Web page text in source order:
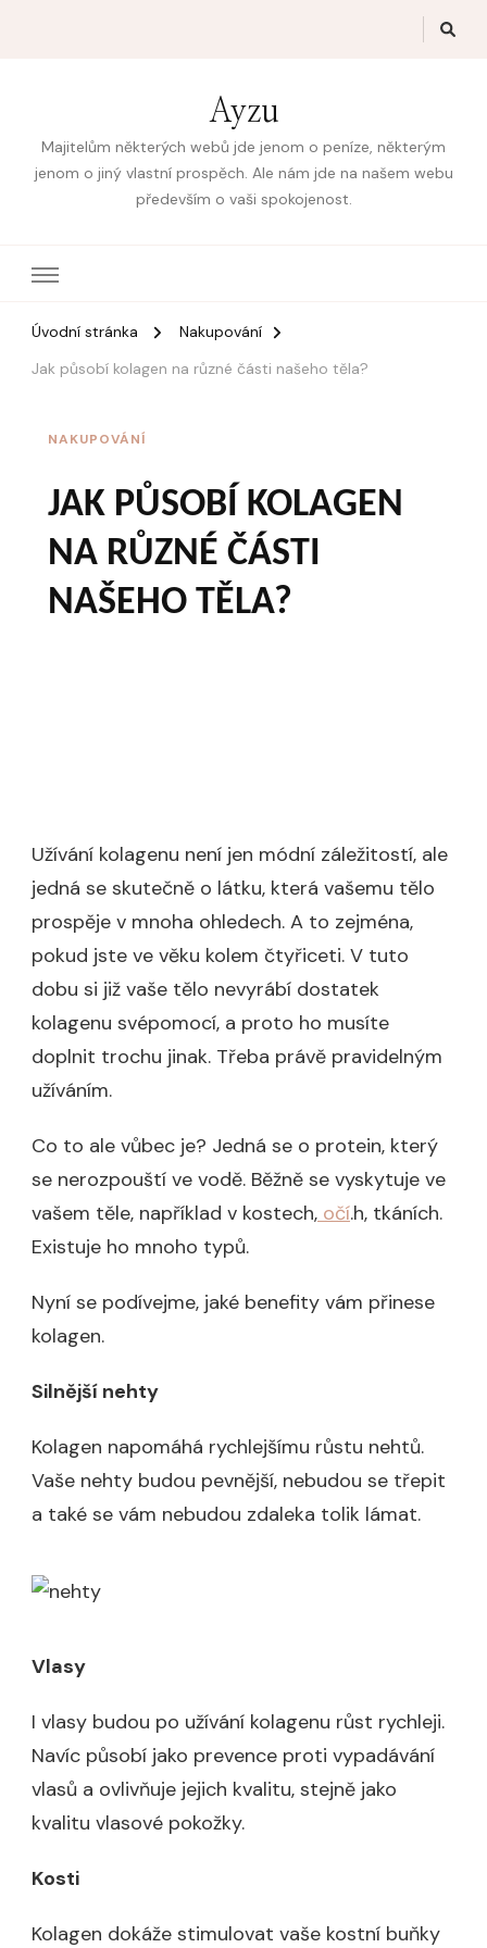
Ayzu
Majitelům některých webů jde jenom o peníze, některým
jenom o jiný vlastní prospěch. Ale nám jde na našem webu
především o vaši spokojenost.
Úvodní stránka
Nakupování
Jak působí kolagen na různé části našeho těla?
NAKUPOVÁNÍ
JAK PŮSOBÍ KOLAGEN
NA RŮZNÉ ČÁSTI
NAŠEHO TĚLA?
Užívání kolagenu není jen módní záležitostí, ale
jedná se skutečně o látku, která vašemu tělo
prospěje v mnoha ohledech. A to zejména,
pokud jste ve věku kolem čtyřiceti. V tuto
dobu si již vaše tělo nevyrábí dostatek
kolagenu svépomocí, a proto ho musíte
doplnit trochu jinak. Třeba právě pravidelným
užíváním.
Co to ale vůbec je? Jedná se o protein, který
se nerozpouští ve vodě. Běžně se vyskytuje ve
vašem těle, například v kostech, očí.h, tkáních.
Existuje ho mnoho typů.
Nyní se podívejme, jaké benefity vám přinese
kolagen.
Silnější nehty
Kolagen napomáhá rychlejšímu růstu nehtů.
Vaše nehty budou pevnější, nebudou se třepit
a také se vám nebudou zdaleka tolik lámat.
Vlasy
I vlasy budou po užívání kolagenu růst rychleji.
Navíc působí jako prevence proti vypadávání
vlasů a ovlivňuje jejich kvalitu, stejně jako
kvalitu vlasové pokožky.
Kosti
Kolagen dokáže stimulovat vaše kostní buňky